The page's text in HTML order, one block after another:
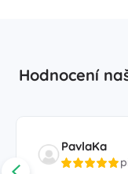
Hodnocení
PavlaKa